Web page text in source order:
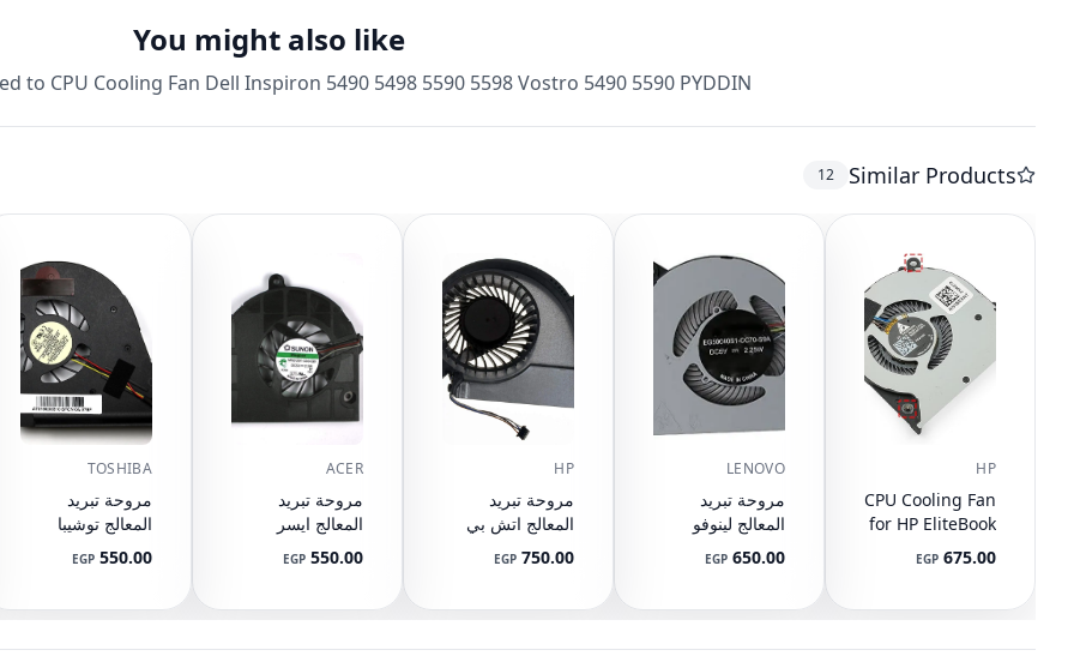
You might also like
to CPU Cooling Fan Dell Inspiron 5490 5498 5590 5598 Vostro 5490 5590 PYDDIN
Similar Products
12
HP
CPU Cooling Fan
for HP EliteBook
745 G3 G4, 840
G3 G4, 848 G3
DC05V 0.50A
675.00
EGP
LENOVO
مروحة تبريد
المعالج لينوفو
13IKB
650.00
EGP
HP
مروحة تبريد
المعالج اتش بي
E
750.00
EGP
ACER
مروحة تبريد
المعالج ايسر
5733Z 5742
5736
550.00
EGP
TOSHIBA
مروحة تبريد
المعالج توشيبا
A205 A210 A215
F6S9-CCW
550.00
EGP